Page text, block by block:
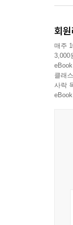
것일
구체
2009
대상
노
유
회
매주
3,000
클래
사락